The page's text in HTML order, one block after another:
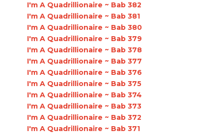
I'm A Quadrillionaire ~ Bab 382
I'm A Quadrillionaire ~ Bab 381
I'm A Quadrillionaire ~ Bab 380
I'm A Quadrillionaire ~ Bab 379
I'm A Quadrillionaire ~ Bab 378
I'm A Quadrillionaire ~ Bab 377
I'm A Quadrillionaire ~ Bab 376
I'm A Quadrillionaire ~ Bab 375
I'm A Quadrillionaire ~ Bab 374
I'm A Quadrillionaire ~ Bab 373
I'm A Quadrillionaire ~ Bab 372
I'm A Quadrillionaire ~ Bab 371